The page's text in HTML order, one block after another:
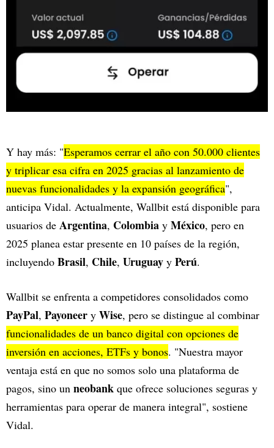
Y hay más: "Esperamos cerrar el año con 50.000 clientes
y triplicar esa cifra en 2025 gracias al lanzamiento de
nuevas funcionalidades y la expansión geográfica",
anticipa Vidal. Actualmente, Wallbit está disponible para
usuarios de Argentina, Colombia y México, pero en
2025 planea estar presente en 10 países de la región,
incluyendo Brasil, Chile, Uruguay y Perú.
Wallbit se enfrenta a competidores consolidados como
PayPal, Payoneer y Wise, pero se distingue al combinar
funcionalidades de un banco digital con opciones de
inversión en acciones, ETFs y bonos. "Nuestra mayor
ventaja está en que no somos solo una plataforma de
pagos, sino un neobank que ofrece soluciones seguras y
herramientas para operar de manera integral", sostiene
Vidal.